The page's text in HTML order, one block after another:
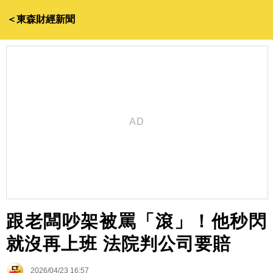
＜東森財經新聞
跟老闆吵架被罵「滾」！他秒閃
就沒再上班 法院判公司要賠
2026/04/23 16:57